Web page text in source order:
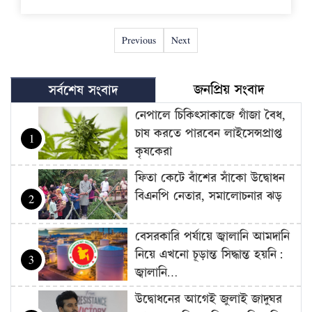
Previous Next
সর্বশেষ সংবাদ জনপ্রিয় সংবাদ
1
নেপালে চিকিৎসাকাজে গাঁজা বৈধ,
চাষ করতে পারবেন লাইসেন্সপ্রাপ্ত
কৃষকেরা
2
ফিতা কেটে বাঁশের সাঁকো উদ্বোধন
বিএনপি নেতার, সমালোচনার ঝড়
3
বেসরকারি পর্যায়ে জ্বালানি আমদানি
নিয়ে এখনো চূড়ান্ত সিদ্ধান্ত হয়নি:
জ্বালানি…
উদ্বোধনের আগেই জুলাই জাদুঘর